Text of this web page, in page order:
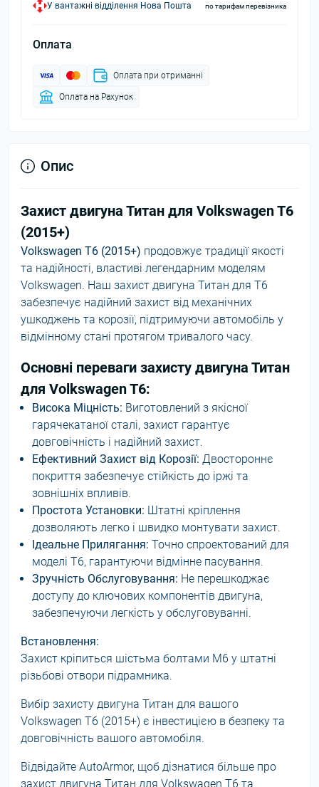
У вантажні відділення Нова Пошта по тарифам перевізника
Оплата
Оплата при отриманні
Оплата на Рахунок
Опис
Захист двигуна Титан для Volkswagen T6
(2015+)
Volkswagen T6 (2015+) продовжує традиції якості
та надійності, властиві легендарним моделям
Volkswagen. Наш захист двигуна Титан для T6
забезпечує надійний захист від механічних
ушкоджень та корозії, підтримуючи автомобіль у
відмінному стані протягом тривалого часу.
Основні переваги захисту двигуна Титан
для Volkswagen T6:
Висока Міцність: Виготовлений з якісної
гарячекатаної сталі, захист гарантує
довговічність і надійний захист.
Ефективний Захист від Корозії: Двостороннє
покриття забезпечує стійкість до іржі та
зовнішніх впливів.
Простота Установки: Штатні кріплення
дозволяють легко і швидко монтувати захист.
Ідеальне Прилягання: Точно спроектований для
моделі T6, гарантуючи відмінне пасування.
Зручність Обслуговування: Не перешкоджає
доступу до ключових компонентів двигуна,
забезпечуючи легкість у обслуговуванні.
Встановлення:
Захист кріпиться шістьма болтами М6 у штатні
різьбові отвори підрамника.
Вибір захисту двигуна Титан для вашого
Volkswagen T6 (2015+) є інвестицією в безпеку та
довговічність вашого автомобіля.
Відвідайте AutoArmor, щоб дізнатися більше про
захист двигуна Титан для Volkswagen T6 та